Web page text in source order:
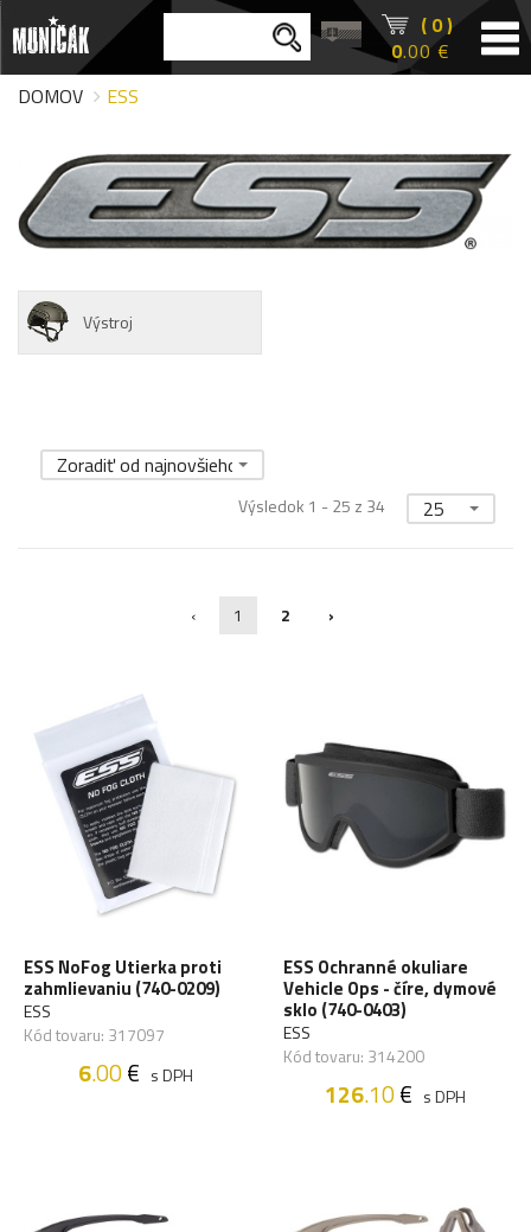
( 0 )
0.00 €
DOMOV
ESS
Výstroj
Zoradiť od najnovšieho
Výsledok 1 - 25 z 34 25
‹ 1 2 ›
ESS NoFog Utierka proti
zahmlievaniu (740-0209)
ESS
Kód tovaru: 317097
6.00€ s DPH
ESS Ochranné okuliare
Vehicle Ops - číre, dymové
sklo (740-0403)
ESS
Kód tovaru: 314200
126.10€ s DPH